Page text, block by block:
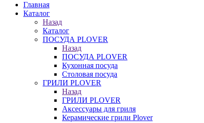
Главная
Каталог
Назад
Каталог
ПОСУДА PLOVER
Назад
ПОСУДА PLOVER
Кухонная посуда
Столовая посуда
ГРИЛИ PLOVER
Назад
ГРИЛИ PLOVER
Аксессуары для гриля
Керамические грили Plover